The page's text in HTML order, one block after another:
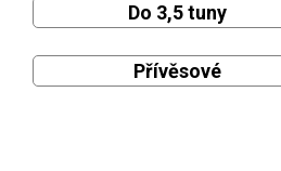
Do 3,5 tuny
Přívěsové